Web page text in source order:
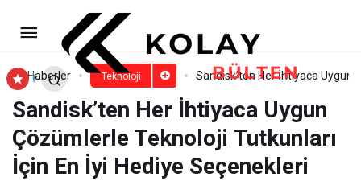
Haberler Teknoloji Sandisk’ten Her İhtiyaca Uygun
Sandisk’ten Her İhtiyaca Uygun
Çözümlerle Teknoloji Tutkunları
İçin En İyi Hediye Seçenekleri
Vodafone’dan 5G’de Yapay Zeka
Destekli Müşteri Deneyimi
Yorum Yap Paylaş